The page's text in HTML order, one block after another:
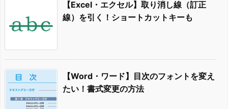
【Excel・エクセル】取り消し線（訂正
線）を引く！ショートカットキーも
【Word・ワード】目次のフォントを変え
たい！書式変更の方法